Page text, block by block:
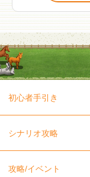
初心者手引き
シナリオ攻略
攻略/イベント